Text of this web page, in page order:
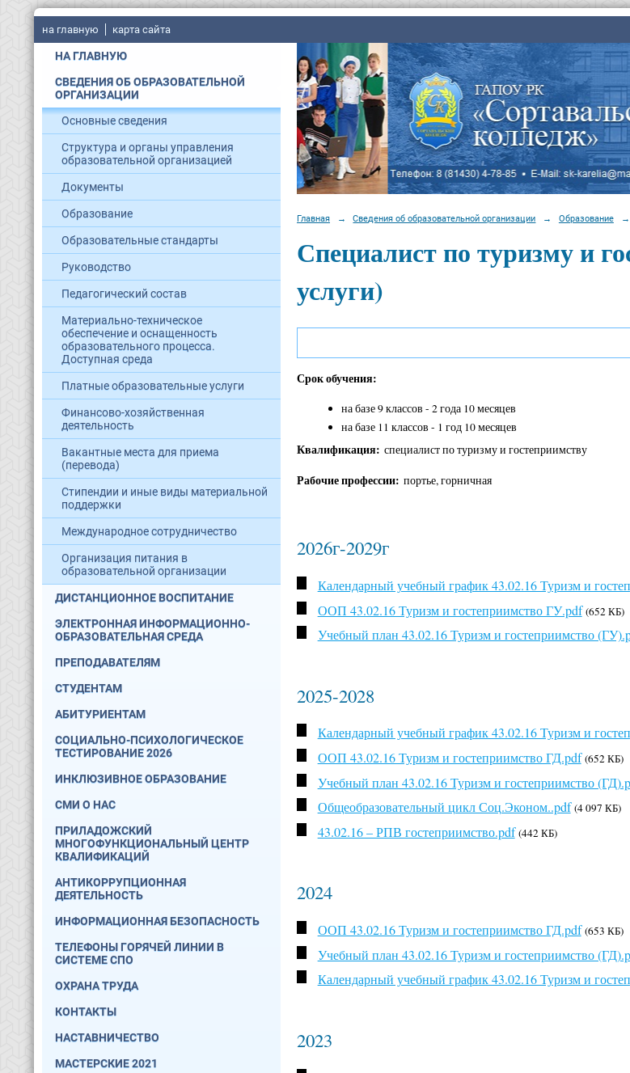
на главную карта сайта
НА ГЛАВНУЮ
СВЕДЕНИЯ ОБ ОБРАЗОВАТЕЛЬНОЙ
ОРГАНИЗАЦИИ
Основные сведения
Структура и органы управления
образовательной организацией
Документы
Образование
Образовательные стандарты
Руководство
Педагогический состав
Материально-техническое
обеспечение и оснащенность
образовательного процесса.
Доступная среда
Платные образовательные услуги
Финансово-хозяйственная
деятельность
Вакантные места для приема
(перевода)
Стипендии и иные виды материальной
поддержки
Международное сотрудничество
Организация питания в
образовательной организации
ДИСТАНЦИОННОЕ ВОСПИТАНИЕ
ЭЛЕКТРОННАЯ ИНФОРМАЦИОННО-
ОБРАЗОВАТЕЛЬНАЯ СРЕДА
ПРЕПОДАВАТЕЛЯМ
СТУДЕНТАМ
АБИТУРИЕНТАМ
СОЦИАЛЬНО-ПСИХОЛОГИЧЕСКОЕ
ТЕСТИРОВАНИЕ 2026
ИНКЛЮЗИВНОЕ ОБРАЗОВАНИЕ
СМИ О НАС
ПРИЛАДОЖСКИЙ
МНОГОФУНКЦИОНАЛЬНЫЙ ЦЕНТР
КВАЛИФИКАЦИЙ
АНТИКОРРУПЦИОННАЯ
ДЕЯТЕЛЬНОСТЬ
ИНФОРМАЦИОННАЯ БЕЗОПАСНОСТЬ
ТЕЛЕФОНЫ ГОРЯЧЕЙ ЛИНИИ В
СИСТЕМЕ СПО
ОХРАНА ТРУДА
КОНТАКТЫ
НАСТАВНИЧЕСТВО
МАСТЕРСКИЕ 2021
Главная → Сведения об образовательной организации → Образование →
Специалист по туризму и
услуги)
Срок обучения:
на базе 9 классов - 2 года 10 месяцев
на базе 11 классов - 1 год 10 месяцев
Квалификация: специалист по туризму и гостеприимству
Рабочие профессии: портье, горничная
2026г-2029г
Календарный учебный график 43.02.16 Туризм и
ООП 43.02.16 Туризм и гостеприимство ГУ.pdf (652 КБ)
Учебный план 43.02.16 Туризм и гостеприимство
2025-2028
Календарный учебный график 43.02.16 Туризм и
ООП 43.02.16 Туризм и гостеприимство ГД.pdf (652 КБ)
Учебный план 43.02.16 Туризм и гостеприимство
Общеобразовательный цикл Соц.Эконом..pdf (4 097 КБ)
43.02.16 – РПВ гостеприимство.pdf (442 КБ)
2024
ООП 43.02.16 Туризм и гостеприимство ГД.pdf (653 КБ)
Учебный план 43.02.16 Туризм и гостеприимство
Календарный учебный график 43.02.16 Туризм и
2023